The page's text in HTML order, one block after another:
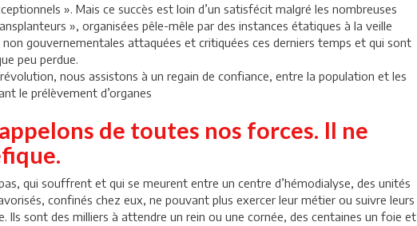
». Mais ce succès est loin d’un satisfécit malgré les nombreuses
», organisées pêle-mêle par des instances étatiques à la veille
non gouvernementales attaquées et critiquées ces derniers temps et qui sont
peu perdue.
nous assistons à un regain de confiance, entre la population et les
le prélèvement d’organes
de toutes nos forces. Il ne
qui souffrent et qui se meurent entre un centre d’hémodialyse, des unités
confinés chez eux, ne pouvant plus exercer leur métier ou suivre leurs
Ils sont des milliers à attendre un rein ou une cornée, des centaines un foie et